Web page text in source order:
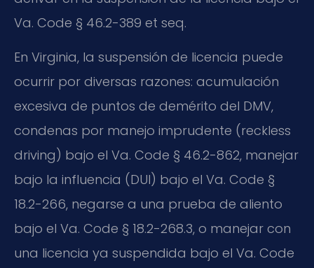
Va. Code § 46.2-389 et seq.
En Virginia, la suspensión de licencia puede
ocurrir por diversas razones: acumulación
excesiva de puntos de demérito del DMV,
condenas por manejo imprudente (reckless
driving) bajo el Va. Code § 46.2-862, manejar
bajo la influencia (DUI) bajo el Va. Code §
18.2-266, negarse a una prueba de aliento
bajo el Va. Code § 18.2-268.3, o manejar con
una licencia ya suspendida bajo el Va. Code